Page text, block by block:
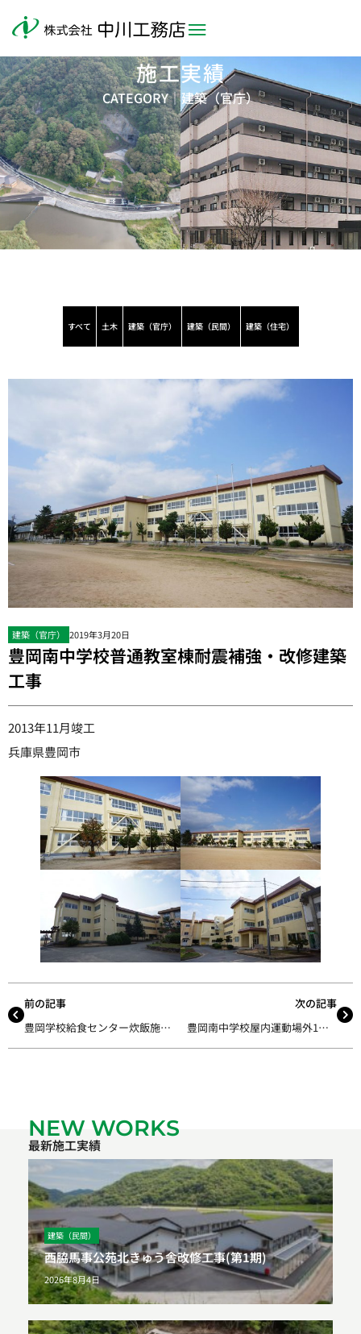
施工実績
CATEGORY｜建築（官庁）
すべて 土木 建築（官庁） 建築（民間） 建築（住宅）
建築（官庁） 2019年3月20日
豊岡南中学校普通教室棟耐震補強・改修建築
工事
2013年11月竣工
兵庫県豊岡市
前の記事
豊岡学校給食センター炊飯施設増築工事
次の記事
豊岡南中学校屋内運動場外1棟耐震補強・改修建築工事
NEW WORKS
最新施工実績
建築（民間）
西脇馬事公苑北きゅう舎改修工事(第1期)
2026年8月4日